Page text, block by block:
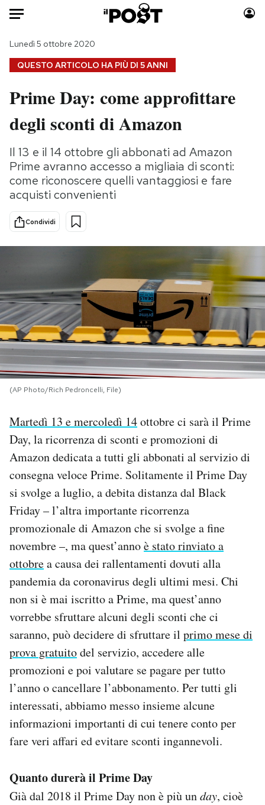
HOME
Italia
Politica
Tecnologia
Internet
Scienza
Cultura
Economia
Moda
Consumismi
Storie/Idee
Ok Boomer!
Media
PODCAST
NEWSLETTER
I MIEI PREFERITI
CALENDARIO
AREA PERSONALE
Area Personale
Newsletter
Regala il Post
Hai bisogno di aiuto?
Esci
QUESTO ARTICOLO HA PIÙ DI 5 ANNI
Lunedì 5 ottobre 2020
Prime Day: come approfittare
degli sconti di Amazon
Il 13 e il 14 ottobre gli abbonati ad Amazon
Prime avranno accesso a migliaia di sconti:
come riconoscere quelli vantaggiosi e fare
acquisti convenienti
Condividi
(AP Photo/Rich Pedroncelli, File)
Martedì 13 e mercoledì 14ottobre ci sarà il Prime
Day, la ricorrenza di sconti e promozioni di
Amazon dedicata a tutti gli abbonati al servizio di
consegna veloce Prime. Solitamente il Prime Day
si svolge a luglio, a debita distanza dal Black
Friday – l’altra importante ricorrenza
promozionale di Amazon che si svolge a fine
novembre –, ma quest’annoè stato rinviato a
ottobrea causa dei rallentamenti dovuti alla
pandemia da coronavirus degli ultimi mesi. Chi
non si è mai iscritto a Prime, ma quest’anno
vorrebbe sfruttare alcuni degli sconti che ci
saranno, può decidere di sfruttare il primo mese di
prova gratuitodel servizio, accedere alle
promozioni e poi valutare se pagare per tutto
l’anno o cancellare l’abbonamento. Per tutti gli
interessati, abbiamo messo insieme alcune
informazioni importanti di cui tenere conto per
fare veri affari ed evitare sconti ingannevoli.
Quanto durerà il Prime Day
Già dal 2018 il Prime Day non è più unday, cioè